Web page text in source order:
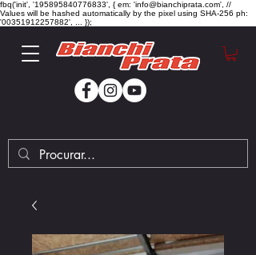
fbq('init', '195895840776833', { em: 'info@bianchiprata.com', //
Values will be hashed automatically by the pixel using SHA-256 ph:
'00351912257882', ... });